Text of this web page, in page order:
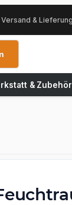
Versand & Lieferung
& Zubehör